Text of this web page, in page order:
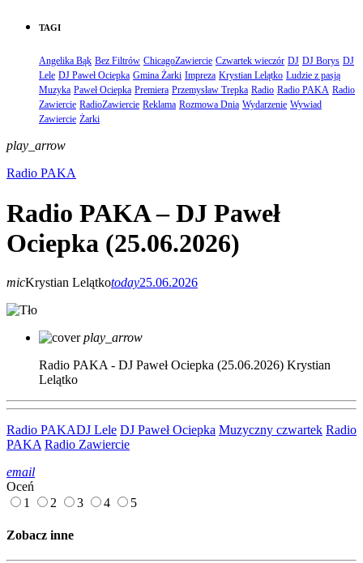
TAGI
Angelika Bąk Bez Filtrów ChicagoZawiercie Czwartek wieczór DJ DJ Borys DJ
Lele DJ Paweł Ociepka Gmina Żarki Impreza Krystian Lelątko Ludzie z pasją
Muzyka Paweł Ociepka Premiera Przemysław Trepka Radio Radio PAKA Radio
Zawiercie RadioZawiercie Reklama Rozmowa Dnia Wydarzenie Wywiad
Zawiercie Żarki
play_arrow
Radio PAKA
Radio PAKA – DJ Paweł
Ociepka (25.06.2026)
micKrystian Lelątkotoday25.06.2026
play_arrow
Radio PAKA - DJ Paweł Ociepka (25.06.2026) Krystian
Lelątko
Radio PAKADJ Lele DJ Paweł Ociepka Muzyczny czwartek Radio
PAKA Radio Zawiercie
email
Oceń
1
2 3 4 5
Zobacz inne